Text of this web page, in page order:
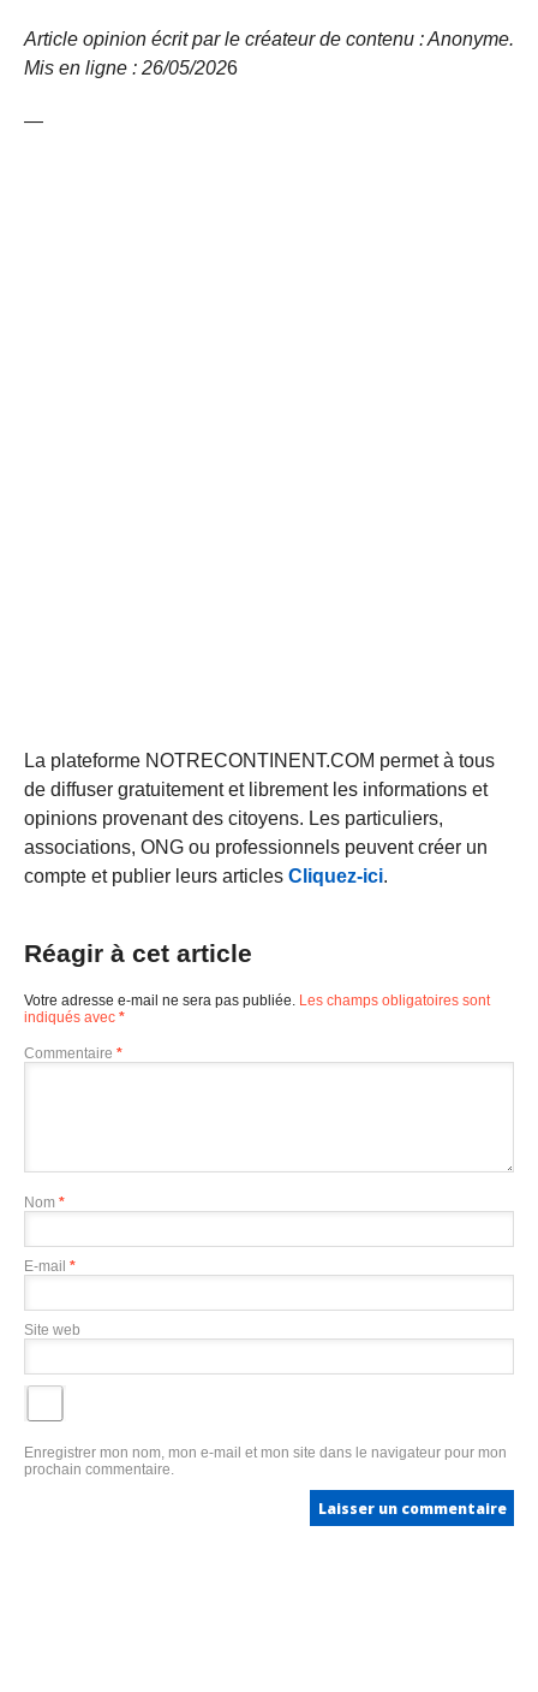
Article opinion écrit par le créateur de contenu : Anonyme.
Mis en ligne : 26/05/2026
—
La plateforme NOTRECONTINENT.COM permet à tous
de diffuser gratuitement et librement les informations et
opinions provenant des citoyens. Les particuliers,
associations, ONG ou professionnels peuvent créer un
compte et publier leurs articles Cliquez-ici.
Réagir à cet article
Votre adresse e-mail ne sera pas publiée. Les champs obligatoires sont
indiqués avec *
Commentaire *
Nom *
E-mail *
Site web
Enregistrer mon nom, mon e-mail et mon site dans le navigateur pour mon
prochain commentaire.